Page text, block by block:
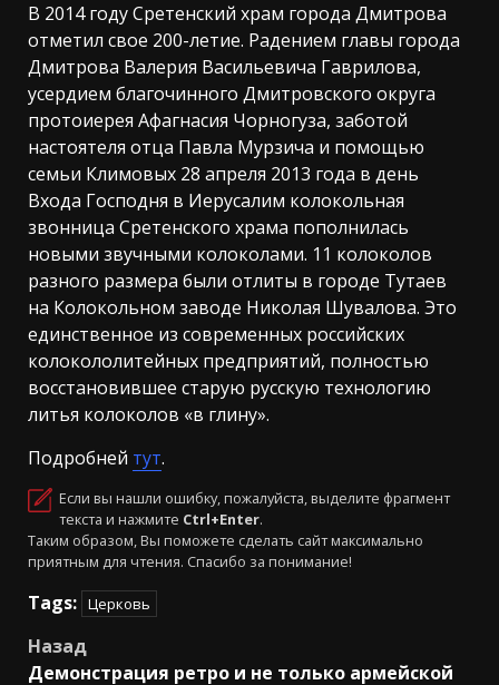
В 2014 году Сретенский храм города Дмитрова
отметил свое 200-летие. Радением главы города
Дмитрова Валерия Васильевича Гаврилова,
усердием благочинного Дмитровского округа
протоиерея Афагнасия Чорногуза, заботой
настоятеля отца Павла Мурзича и помощью
семьи Климовых 28 апреля 2013 года в день
Входа Господня в Иерусалим колокольная
звонница Сретенского храма пополнилась
новыми звучными колоколами. 11 колоколов
разного размера были отлиты в городе Тутаев
на Колокольном заводе Николая Шувалова. Это
единственное из современных российских
колокололитейных предприятий, полностью
восстановившее старую русскую технологию
литья колоколов «в глину».
Подробней тут.
Если вы нашли ошибку, пожалуйста, выделите фрагмент
текста и нажмите Ctrl+Enter.
Таким образом, Вы поможете сделать сайт максимально
приятным для чтения. Спасибо за понимание!
Tags: Церковь
Навигация
Назад
Демонстрация ретро и не только армейской